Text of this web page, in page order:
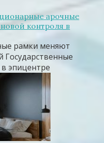
арочные
контроля в
рамки меняют
Государственные
в эпицентре